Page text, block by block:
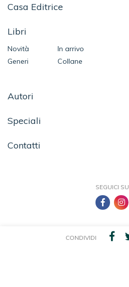
CONDIVIDI
Casa Editrice
Libri
Novità
In arrivo
Generi
Collane
Autori
Speciali
Contatti
SEGUICI SU